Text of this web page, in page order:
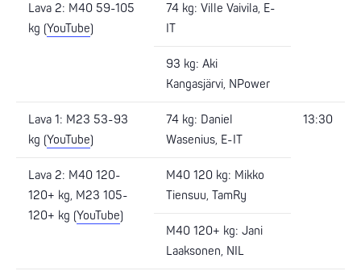
Lava 2: M40 59-105
kg (YouTube)
74 kg: Ville Vaivila, E-
IT
93 kg: Aki
Kangasjärvi, NPower
Lava 1: M23 53-93
kg (YouTube)
74 kg: Daniel
Wasenius, E-IT
13:30
Lava 2: M40 120-
120+ kg, M23 105-
120+ kg (YouTube)
M40 120 kg: Mikko
Tiensuu, TamRy
M40 120+ kg: Jani
Laaksonen, NIL